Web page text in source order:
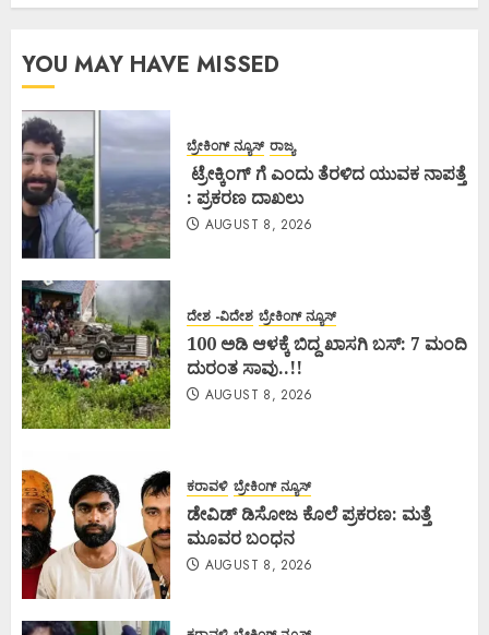
YOU MAY HAVE MISSED
ಬ್ರೇಕಿಂಗ್ ನ್ಯೂಸ್ ರಾಜ್ಯ
ಟ್ರೇಕ್ಕಿಂಗ್ ಗೆ ಎಂದು ತೆರಳಿದ ಯುವಕ ನಾಪತ್ತೆ
: ಪ್ರಕರಣ ದಾಖಲು
AUGUST 8, 2026
ದೇಶ -ವಿದೇಶ ಬ್ರೇಕಿಂಗ್ ನ್ಯೂಸ್
100 ಅಡಿ ಆಳಕ್ಕೆ ಬಿದ್ದ ಖಾಸಗಿ ಬಸ್: 7 ಮಂದಿ
ದುರಂತ ಸಾವು..!!
AUGUST 8, 2026
ಕರಾವಳಿ ಬ್ರೇಕಿಂಗ್ ನ್ಯೂಸ್
ಡೇವಿಡ್ ಡಿಸೋಜ ಕೊಲೆ ಪ್ರಕರಣ: ಮತ್ತೆ
ಮೂವರ ಬಂಧನ
AUGUST 8, 2026